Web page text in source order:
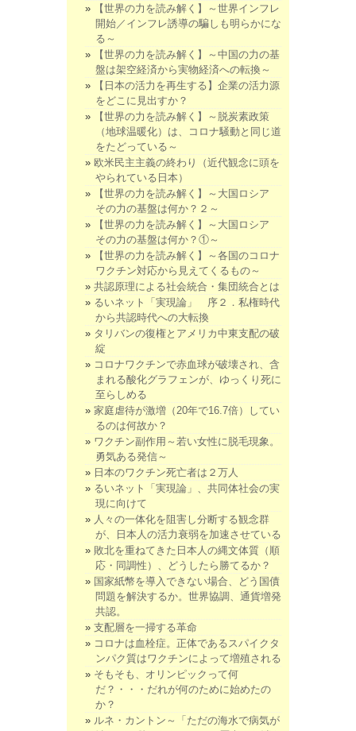
【世界の力を読み解く】～世界インフレ
開始／インフレ誘導の騙しも明らかにな
る～
【世界の力を読み解く】～中国の力の基
盤は架空経済から実物経済への転換～
【日本の活力を再生する】企業の活力源
をどこに見出すか？
【世界の力を読み解く】～脱炭素政策
（地球温暖化）は、コロナ騒動と同じ道
をたどっている～
欧米民主主義の終わり（近代観念に頭を
やられている日本）
【世界の力を読み解く】～大国ロシア
その力の基盤は何か？２～
【世界の力を読み解く】～大国ロシア
その力の基盤は何か？①～
【世界の力を読み解く】～各国のコロナ
ワクチン対応から見えてくるもの～
共認原理による社会統合・集団統合とは
るいネット「実現論」 序２．私権時代
から共認時代への大転換
タリバンの復権とアメリカ中東支配の破
綻
コロナワクチンで赤血球が破壊され、含
まれる酸化グラフェンが、ゆっくり死に
至らしめる
家庭虐待が激増（20年で16.7倍）してい
るのは何故か？
ワクチン副作用～若い女性に脱毛現象。
勇気ある発信～
日本のワクチン死亡者は２万人
るいネット「実現論」、共同体社会の実
現に向けて
人々の一体化を阻害し分断する観念群
が、日本人の活力衰弱を加速させている
敗北を重ねてきた日本人の縄文体質（順
応・同調性）、どうしたら勝てるか？
国家紙幣を導入できない場合、どう国債
問題を解決するか。世界協調、通貨増発
共認。
支配層を一掃する革命
コロナは血栓症。正体であるスパイクタ
ンパク質はワクチンによって増殖される
そもそも、オリンピックって何
だ？・・・だれが何のために始めたの
か？
ルネ・カントン～「ただの海水で病気が